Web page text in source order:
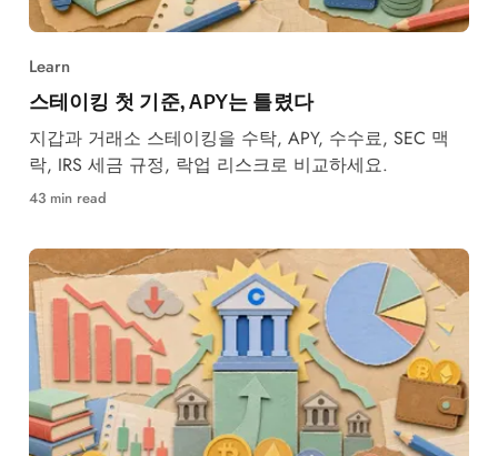
Learn
스테이킹 첫 기준, APY는 틀렸다
지갑과 거래소 스테이킹을 수탁, APY, 수수료, SEC 맥
락, IRS 세금 규정, 락업 리스크로 비교하세요.
43 min read